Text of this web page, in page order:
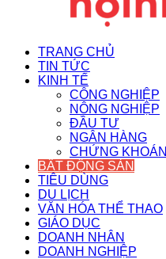
TRANG CHỦ
TIN TỨC
KINH TẾ
CÔNG NGHIỆP
NÔNG NGHIỆP
ĐẦU TƯ
NGÂN HÀNG
CHỨNG KHOÁN
BẤT ĐỘNG SẢN
TIÊU DÙNG
DU LỊCH
VĂN HÓA THỂ THAO
GIÁO DỤC
DOANH NHÂN
DOANH NGHIỆP